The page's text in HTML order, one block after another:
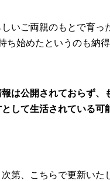
いご両親のもとで育っ
ち始めたというのも納得
は公開されておらず、
して生活されている可
第、こちらで更新いた